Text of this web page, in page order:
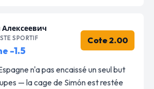
Алексеевич
SPORTIF
-1.5
Cote 2.00
n'a pas encaissé un seul but
— la cage de Simón est restée